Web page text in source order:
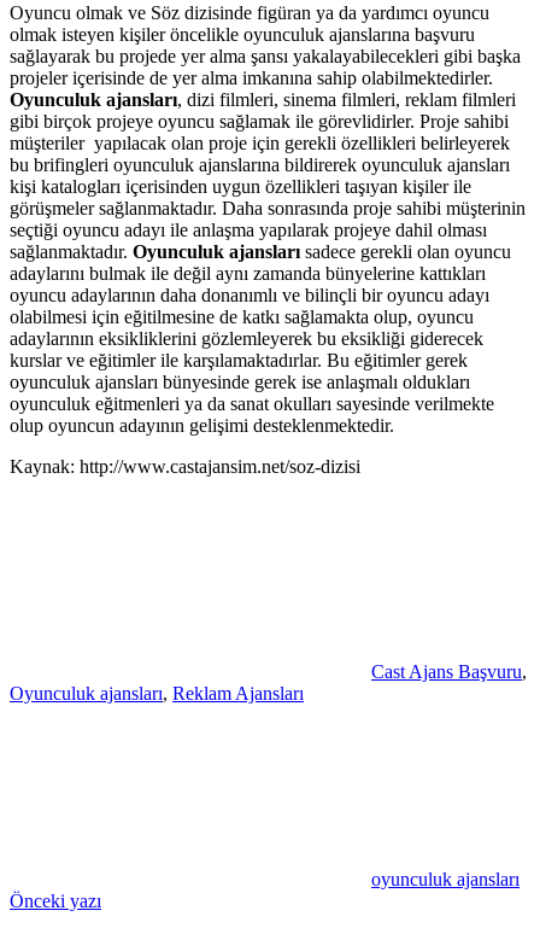
Oyuncu olmak ve Söz dizisinde figüran ya da yardımcı oyuncu
olmak isteyen kişiler öncelikle oyunculuk ajanslarına başvuru
sağlayarak bu projede yer alma şansı yakalayabilecekleri gibi başka
projeler içerisinde de yer alma imkanına sahip olabilmektedirler.
Oyunculuk ajansları, dizi filmleri, sinema filmleri, reklam filmleri
gibi birçok projeye oyuncu sağlamak ile görevlidirler. Proje sahibi
müşteriler yapılacak olan proje için gerekli özellikleri belirleyerek
bu brifingleri oyunculuk ajanslarına bildirerek oyunculuk ajansları
kişi katalogları içerisinden uygun özellikleri taşıyan kişiler ile
görüşmeler sağlanmaktadır. Daha sonrasında proje sahibi müşterinin
seçtiği oyuncu adayı ile anlaşma yapılarak projeye dahil olması
sağlanmaktadır. Oyunculuk ajansları sadece gerekli olan oyuncu
adaylarını bulmak ile değil aynı zamanda bünyelerine kattıkları
oyuncu adaylarının daha donanımlı ve bilinçli bir oyuncu adayı
olabilmesi için eğitilmesine de katkı sağlamakta olup, oyuncu
adaylarının eksikliklerini gözlemleyerek bu eksikliği giderecek
kurslar ve eğitimler ile karşılamaktadırlar. Bu eğitimler gerek
oyunculuk ajansları bünyesinde gerek ise anlaşmalı oldukları
oyunculuk eğitmenleri ya da sanat okulları sayesinde verilmekte
olup oyuncun adayının gelişimi desteklenmektedir.
Kaynak: http://www.castajansim.net/soz-dizisi
Cast Ajans Başvuru,
Oyunculuk ajansları, Reklam Ajansları
oyunculuk ajansları
Yazı
Önceki yazı